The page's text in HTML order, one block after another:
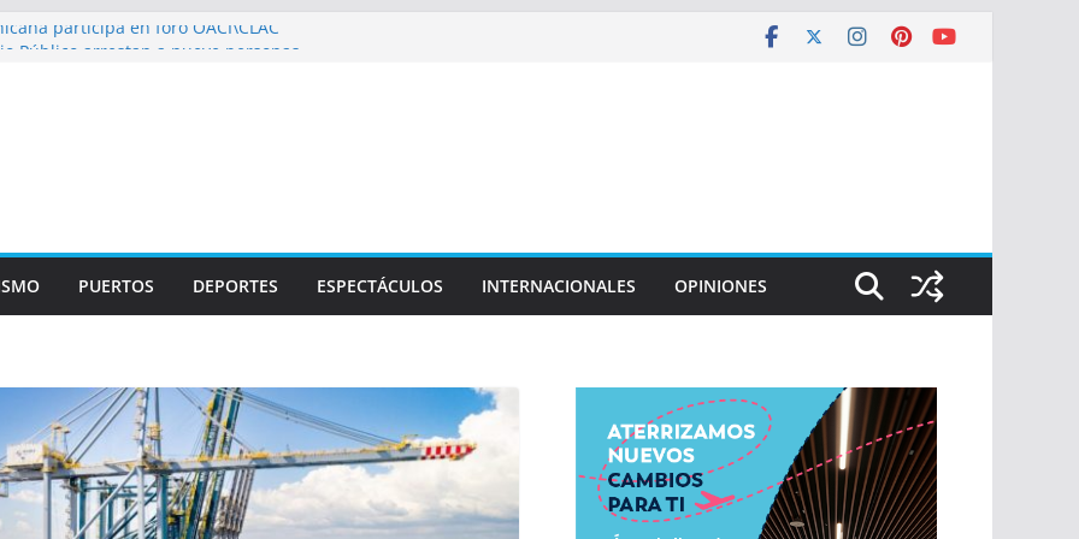
participa en foro OACI\CLAC
en normas de calidad ISO
multidisciplinario operativo médico
PUERTOS DEPORTES ESPECTÁCULOS INTERNACIONALES OPINIONES